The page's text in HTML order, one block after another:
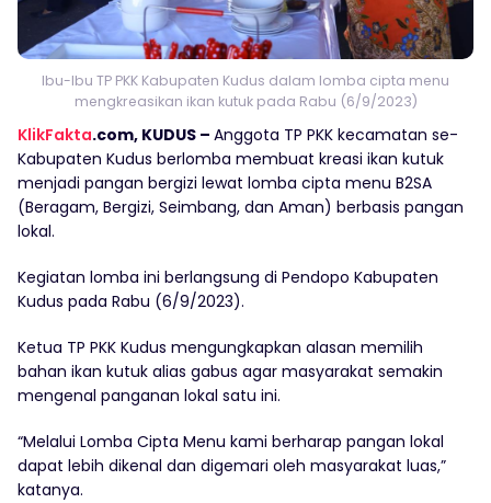
Ibu-Ibu TP PKK Kabupaten Kudus dalam lomba cipta menu
mengkreasikan ikan kutuk pada Rabu (6/9/2023)
KlikFakta.com, KUDUS – Anggota TP PKK kecamatan se-
Kabupaten Kudus berlomba membuat kreasi ikan kutuk
menjadi pangan bergizi lewat lomba cipta menu B2SA
(Beragam, Bergizi, Seimbang, dan Aman) berbasis pangan
lokal.
Kegiatan lomba ini berlangsung di Pendopo Kabupaten
Kudus pada Rabu (6/9/2023).
Ketua TP PKK Kudus mengungkapkan alasan memilih
bahan ikan kutuk alias gabus agar masyarakat semakin
mengenal panganan lokal satu ini.
“Melalui Lomba Cipta Menu kami berharap pangan lokal
dapat lebih dikenal dan digemari oleh masyarakat luas,”
katanya.